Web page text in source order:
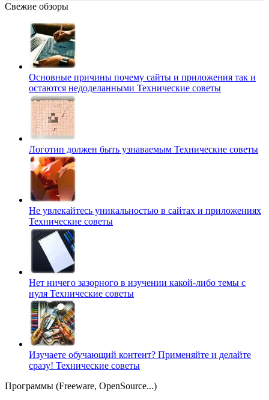
Свежие обзоры
Основные причины почему сайты и приложения так и
остаются недоделанными Технические советы
Логотип должен быть узнаваемым Технические советы
Не увлекайтесь уникальностью в сайтах и приложениях
Технические советы
Нет ничего зазорного в изучении какой-либо темы с
нуля Технические советы
Изучаете обучающий контент? Применяйте и делайте
сразу! Технические советы
Программы (Freeware, OpenSource...)